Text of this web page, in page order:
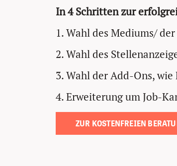
In 4 Schritten zur
1. Wahl des Mediums/
2. Wahl des
3. Wahl der Add-Ons,
4. Erweiterung um Job-
ZUR KOSTENFREIEN